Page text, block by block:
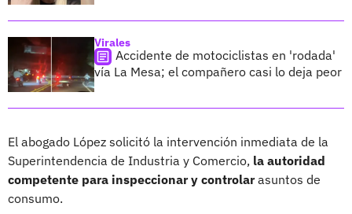
Virales
Accidente de motociclistas en 'rodada'
vía La Mesa; el compañero casi lo deja peor
El abogado López solicitó la intervención inmediata de la
Superintendencia de Industria y Comercio, la autoridad
competente para inspeccionar y controlarasuntos de
consumo.